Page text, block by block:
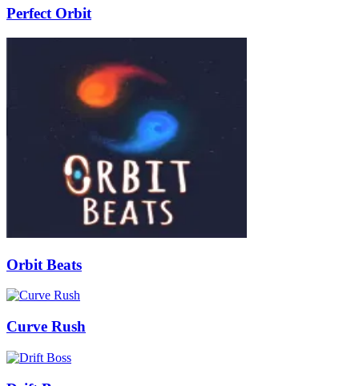
Perfect Orbit
Orbit Beats
Curve Rush